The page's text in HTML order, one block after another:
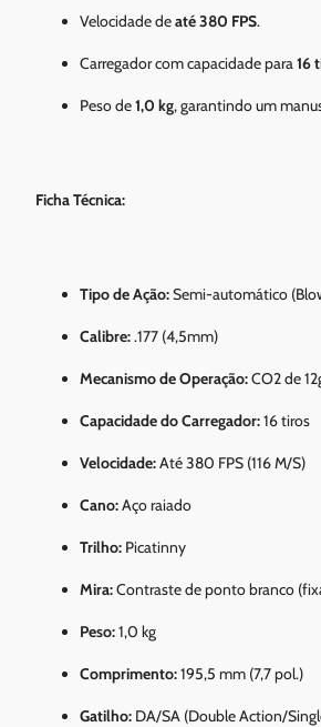
Velocidade deaté 380 FPS.
Carregador com capacidade para16
Peso de1,0 kg, garantindo um
Ficha Técnica:
Tipo de Ação:Semi-automático
Calibre:.177 (4,5mm)
Mecanismo de Operação:CO2 de
Capacidade do Carregador:16 tiros
Velocidade:Até 380 FPS (116 M/S)
Cano:Aço raiado
Trilho: Picatinny
Mira:Contraste de ponto branco
Peso:1,0 kg
Comprimento:195,5 mm (7,7 pol.)
Gatilho: DA/SA (Double Action/